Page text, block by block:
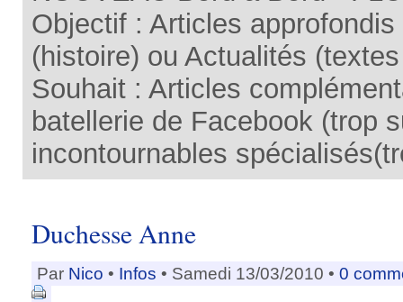
Objectif : Articles
(histoire) ou Actualités
Souhait : Articles
batellerie de Facebook (trop
incontournables
Duchesse Anne
Par Nico • Infos • Samedi 13/03/2010 • 0